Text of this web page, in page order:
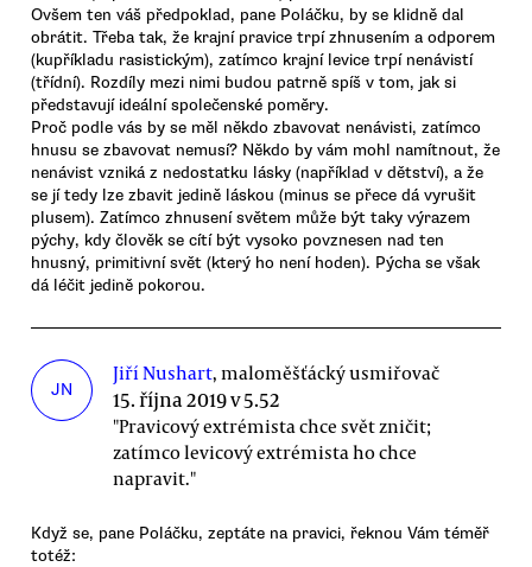
Ovšem ten váš předpoklad, pane Poláčku, by se klidně dal
obrátit. Třeba tak, že krajní pravice trpí zhnusením a odporem
(kupříkladu rasistickým), zatímco krajní levice trpí nenávistí
(třídní). Rozdíly mezi nimi budou patrně spíš v tom, jak si
představují ideální společenské poměry.
Proč podle vás by se měl někdo zbavovat nenávisti, zatímco
hnusu se zbavovat nemusí? Někdo by vám mohl namítnout, že
nenávist vzniká z nedostatku lásky (například v dětství), a že
se jí tedy lze zbavit jedině láskou (minus se přece dá vyrušit
plusem). Zatímco zhnusení světem může být taky výrazem
pýchy, kdy člověk se cítí být vysoko povznesen nad ten
hnusný, primitivní svět (který ho není hoden). Pýcha se však
dá léčit jedině pokorou.
JN
Jiří Nushart, maloměšťácký usmiřovač
15. října 2019 v 5.52
"Pravicový extrémista chce svět zničit;
zatímco levicový extrémista ho chce
napravit."
Když se, pane Poláčku, zeptáte na pravici, řeknou Vám téměř
totéž: